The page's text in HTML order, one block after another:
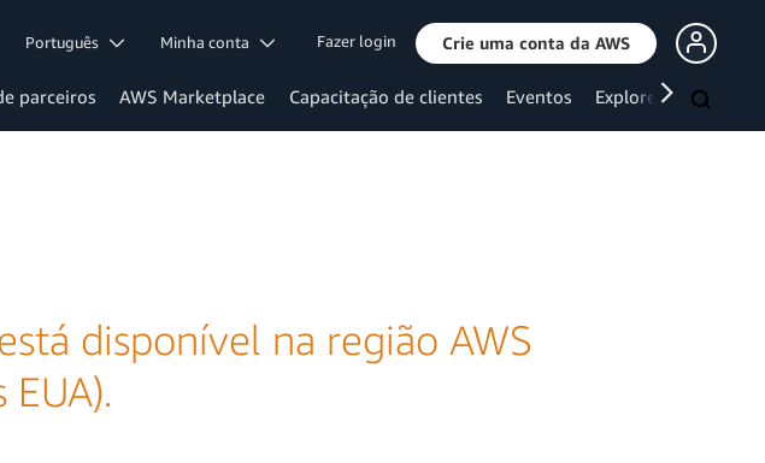
Português Minha conta Fazer login Crie uma conta da AWS
parceiros AWS Marketplace Capacitação de clientes Eventos Explore mais
disponível na região AWS